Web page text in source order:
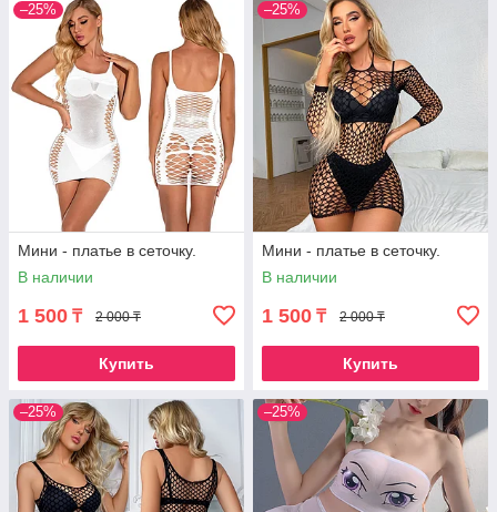
–25%
Мини - платье в сеточку.
В наличии
1 500 ₸ 2 000 ₸
Купить
–25%
Мини - платье в сеточку.
В наличии
1 500 ₸ 2 000 ₸
Купить
–25% –25%